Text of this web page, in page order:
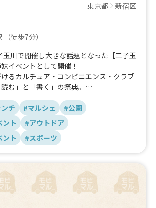
東京都 新宿区
（徒歩7分）
玉川で開催し大きな話題となった【二子玉
イベントとして開催！
るカルチュア・コンビニエンス・クラブ
む」と「書く」の祭典。
す。
ント概要＞
みのいち）
2月21日（土）～23日（月・祝）※小雨・
公園（東京都新宿区霞ヶ丘町・渋谷区千駄
Parks
チ #マルシェ
#公園
ント
#アウトドア
ント
#スポーツ